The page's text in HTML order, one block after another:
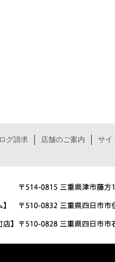
グ請求 店舗のご案内 サイ